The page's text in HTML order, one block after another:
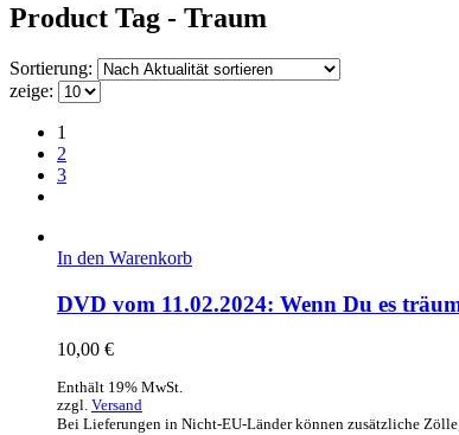
Product Tag - Traum
Sortierung:
zeige:
1
2
3
In den Warenkorb
DVD vom 11.02.2024: Wenn Du es
10,00 €
Enthält 19% MwSt.
zzgl. Versand
Bei Lieferungen in Nicht-EU-Länder können zusätzliche